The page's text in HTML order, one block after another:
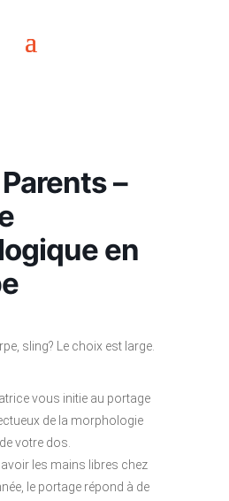
–
en
sling? Le choix est large.
vous initie au portage
de la morphologie
votre dos.
les mains libres chez
le portage répond à de